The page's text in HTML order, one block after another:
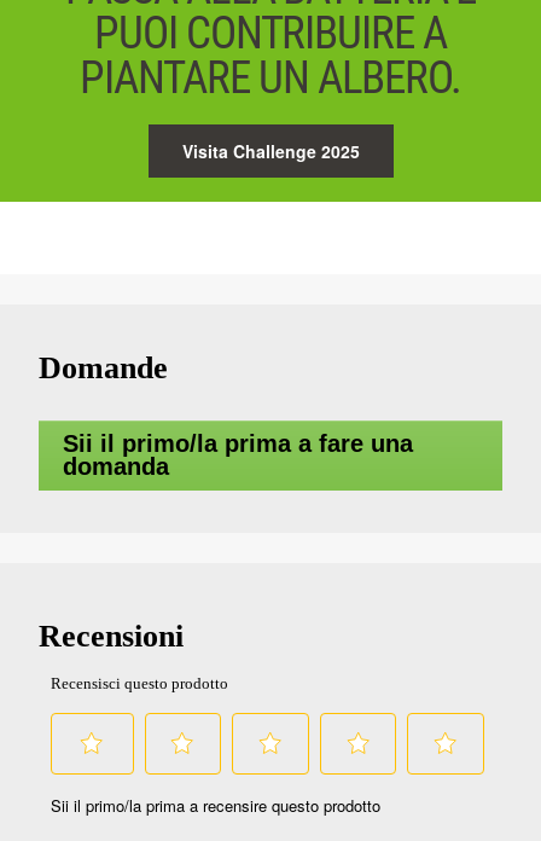
PUOI CONTRIBUIRE A
PIANTARE UN ALBERO.
Visita Challenge 2025
Domande
Sii il primo/la prima a fare una
domanda